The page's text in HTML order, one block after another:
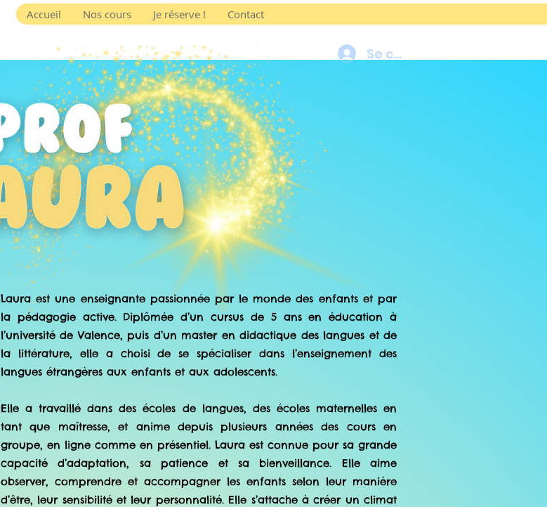
Accueil Nos cours Je réserve ! Contact
Se connecter
Laura est une enseignante passionnée par le monde des enfants et par
la pédagogie active. Diplômée d’un cursus de 5 ans en éducation à
l’université de Valence, puis d’un master en didactique des langues et de
la littérature, elle a choisi de se spécialiser dans l’enseignement des
langues étrangères aux enfants et aux adolescents.
Elle a travaillé dans des écoles de langues, des écoles maternelles en
tant que maîtresse, et anime depuis plusieurs années des cours en
groupe, en ligne comme en présentiel. Laura est connue pour sa grande
capacité d’adaptation, sa patience et sa bienveillance. Elle aime
observer, comprendre et accompagner les enfants selon leur manière
d’être, leur sensibilité et leur personnalité. Elle s’attache à créer un climat